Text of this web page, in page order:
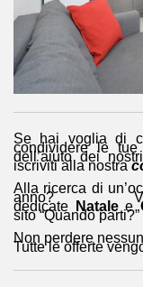
Se hai voglia di
condividere le
dell’aiuto dei
iscriviti alla nostra
Alla ricerca di
anno?
dedicate Natalee
sito “Quando parti?”
Non perdere
Tutte le offerte